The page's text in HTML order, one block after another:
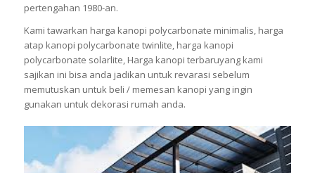
pertengahan 1980-an.
Kami tawarkan harga kanopi polycarbonate minimalis, harga
atap kanopi polycarbonate twinlite, harga kanopi
polycarbonate solarlite, Harga kanopi terbaruyang kami
sajikan ini bisa anda jadikan untuk revarasi sebelum
memutuskan untuk beli / memesan kanopi yang ingin
gunakan untuk dekorasi rumah anda.